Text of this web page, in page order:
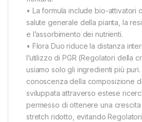
• La formula include bio-attivatori
salute generale della pianta, la
e l’assorbimento dei nutrienti.
• Flora Duo riduce la distanza
l’utilizzo di PGR (Regolatori della
usiamo solo gli ingredienti più
conoscenza della composizione
sviluppata attraverso estese
permesso di ottenere una
stretch ridotto, evitando